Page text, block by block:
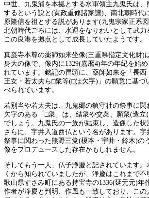
中世、九鬼浦を本拠とする水軍領主九鬼氏は、
するという説と(寛政重修諸家譜)、南北朝時代
原隆信を祖とする説があります(九鬼宗家正系
北朝時代ごろには、水運をなりわいとして武力
この良港を拠点として成長していたようです。
真巌寺本尊の薬師如来坐像(三重県指定文化財)
身大の像で、像内に1329(嘉暦4)年の年紀を始
れています。銘記の冒頭に、薬師如来を「長
王女・若太夫ら□衆等(□は欠字)」の願意に基づ
べられています。
若別当や若太夫は、九鬼郷の鎮守社の祭事に関
欠字のある「□衆」は、結衆や交衆、願衆(造立
でしょう。九鬼氏の一族が結束し、造像した状
さらに、宇井入道西仏という名があります。
祭事に関わった熊野三党(榎本・宇井・鈴木)の
像をプロデュースした存在かもしれません。
そしてもう一人、仏子浄慶と記されています
くから知られていましたが、浄慶はこれまで不
歌山県すさみ町にある持宝寺の1336(延元元)年
作者が浄慶と判明、作風も一致しており、こ